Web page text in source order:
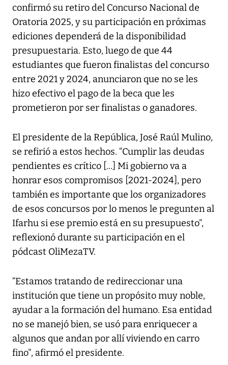
confirmó su retiro del Concurso Nacional de
Oratoria 2025, y su participación en próximas
ediciones dependerá de la disponibilidad
presupuestaria. Esto, luego de que 44
estudiantes que fueron finalistas del concurso
entre 2021 y 2024, anunciaron que no se les
hizo efectivo el pago de la beca que les
prometieron por ser finalistas o ganadores.
El presidente de la República, José Raúl Mulino,
se refirió a estos hechos. “Cumplir las deudas
pendientes es crítico [...] Mi gobierno va a
honrar esos compromisos [2021-2024], pero
también es importante que los organizadores
de esos concursos por lo menos le pregunten al
Ifarhu si ese premio está en su presupuesto”,
reflexionó durante su participación en el
pódcast OliMezaTV.
“Estamos tratando de redireccionar una
institución que tiene un propósito muy noble,
ayudar a la formación del humano. Esa entidad
no se manejó bien, se usó para enriquecer a
algunos que andan por allí viviendo en carro
fino", afirmó el presidente.